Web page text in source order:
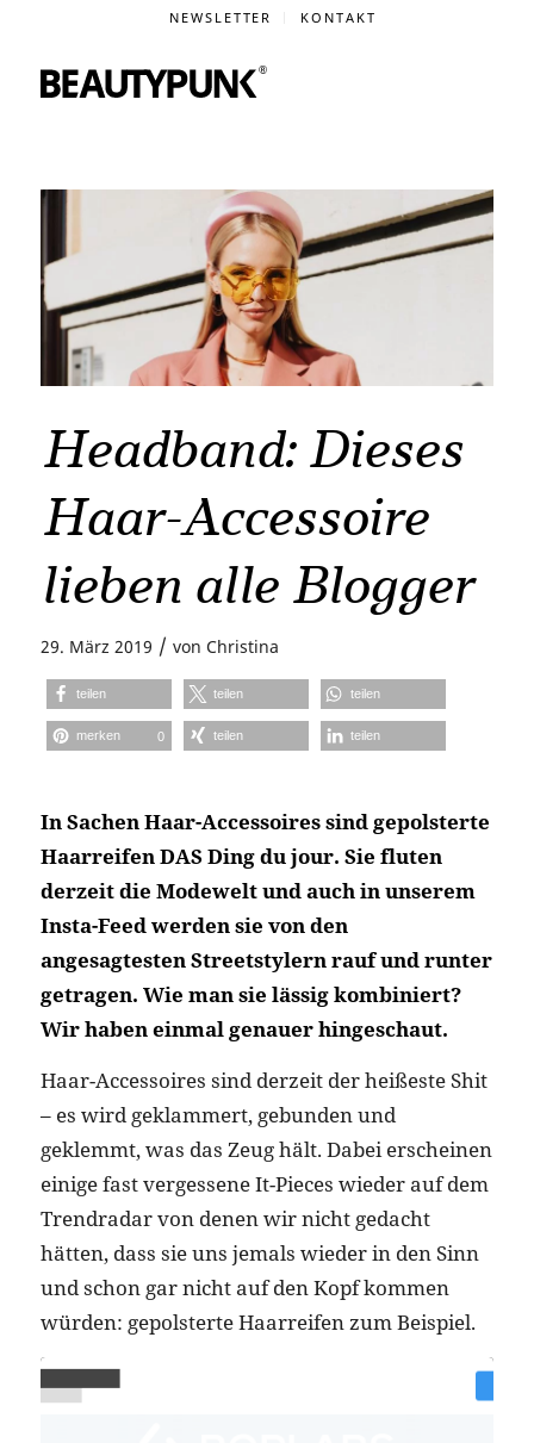
NEWSLETTER KONTAKT
Headband: Dieses
Haar-Accessoire
lieben alle Blogger
29. März 2019 / von Christina
teilen teilen teilen
merken 0 teilen teilen
In Sachen Haar-Accessoires sind gepolsterte
Haarreifen DAS Ding du jour. Sie fluten
derzeit die Modewelt und auch in unserem
Insta-Feed werden sie von den
angesagtesten Streetstylern rauf und runter
getragen. Wie man sie lässig kombiniert?
Wir haben einmal genauer hingeschaut.
Haar-Accessoires sind derzeit der heißeste Shit
– es wird geklammert, gebunden und
geklemmt, was das Zeug hält. Dabei erscheinen
einige fast vergessene It-Pieces wieder auf dem
Trendradar von denen wir nicht gedacht
hätten, dass sie uns jemals wieder in den Sinn
und schon gar nicht auf den Kopf kommen
würden: gepolsterte Haarreifen zum Beispiel.